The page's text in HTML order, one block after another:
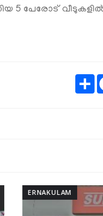
5 പേരോട്